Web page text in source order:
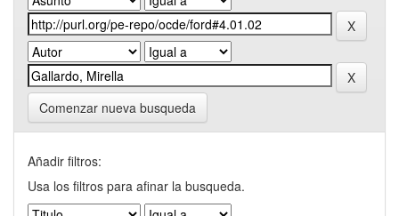
Comenzar nueva busqueda
Añadir filtros:
Usa los filtros para afinar la busqueda.